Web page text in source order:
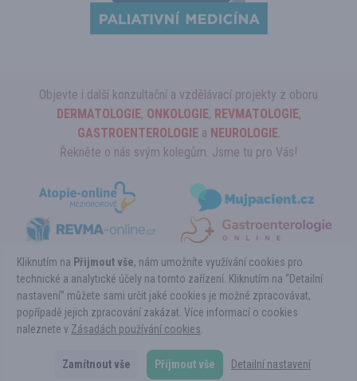
Objevte i další konzultační a vzdělávací projekty z oboru
DERMATOLOGIE, ONKOLOGIE, REVMATOLOGIE,
GASTROENTEROLOGIEa NEUROLOGIE.
Řekněte o nás svým kolegům. Jsme tu pro Vás!
Copyright ©HEMATOLOGIE-online.cz 2026
Powered by Pears Health Cyber Europe, s.r.o. All Rights Reserved.
Tyto stránky určené výhradně pro odbornou lékařskou veřejnost vznikly ve
Copyright © 1999 - 2026 Pears Health Cyber Europe, s.r.o.
Podmínky použití Ochrana osobních údajů Cookies
Nastavení
Odebírejte
Kliknutím na Přijmout vše, nám umožníte využívání cookies pro
technické a analytické účely na tomto zařízení. Kliknutím na “Detailní
nastavení” můžete sami určit jaké cookies je možné zpracovávat,
popřípadě jejich zpracování zakázat. Více informací o cookies
naleznete v Zásadách používání cookies
Zamítnout vše Přijmout vše Detailní nastavení